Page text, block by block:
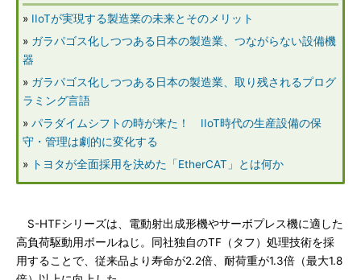
» IIoTが実現する製造業の未来とそのメリット
» ガラパゴス化しつつある日本の製造業、つながらない設備機
器
» ガラパゴス化しつつある日本の製造業、取り残されるプログ
ラミング言語
» パラダイムシフトの時が来た！ IIoT時代の生産設備の保
守・管理は劇的に変化する
»
トヨタが全面採用を決めた「EtherCAT」とは何か
S-HTFシリーズは、電動射出成形機やサーボプレス機に適した
高負荷駆動用ボールねじ。同社独自のTF（タフ）処理技術を採
用することで、従来品より寿命が2.2倍、耐荷重が1.3倍（最大1.8